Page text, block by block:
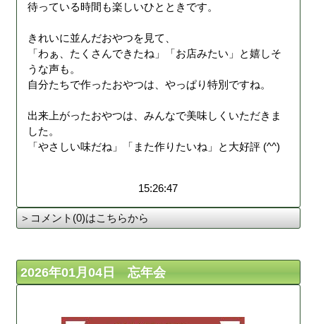
待っている時間も楽しいひとときです。
きれいに並んだおやつを見て、
「わぁ、たくさんできたね」「お店みたい」と嬉しそ
うな声も。
自分たちで作ったおやつは、やっぱり特別ですね。
出来上がったおやつは、みんなで美味しくいただきま
した。
「やさしい味だね」「また作りたいね」と大好評 (^^)
15:26:47
＞コメント(0)はこちらから
2026年01月04日 忘年会